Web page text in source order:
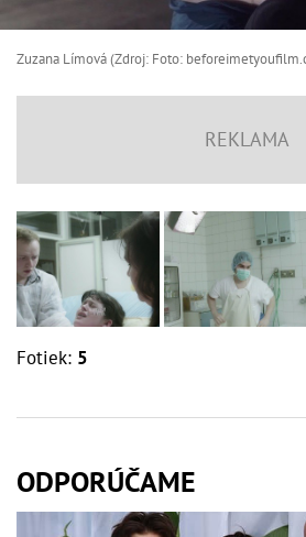
Zuzana Límová (Zdroj: Foto:
Fotiek: 5
ODPORÚČAME